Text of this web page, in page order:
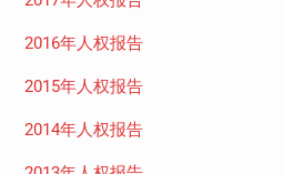
2016年人权报告
2015年人权报告
2014年人权报告